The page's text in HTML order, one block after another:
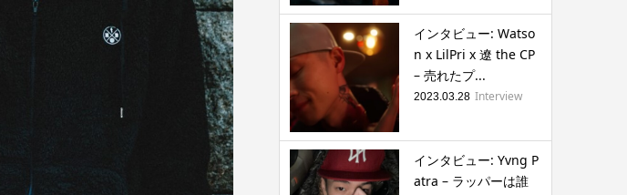
インタビュー: Watso
n x LilPri x 遼 the CP
– 売れたプ...
2023.03.28 Interview
インタビュー: Yvng P
atra – ラッパーは誰